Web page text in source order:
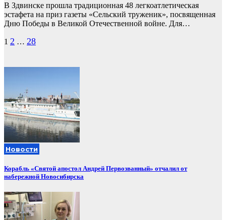
В Здвинске прошла традиционная 48 легкоатлетическая
эстафета на приз газеты «Сельский труженик», посвященная
Дню Победы в Великой Отечественной войне. Для…
Пагинация
1 2 … 28
Новости
Корабль «Святой апостол Андрей Первозванный» отчалил от
набережной Новосибирска